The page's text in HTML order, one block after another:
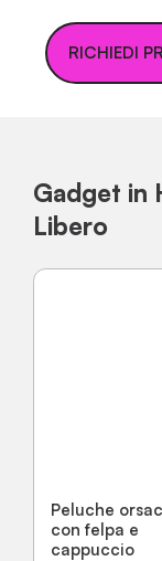
RICHIEDI
Gadget in
Libero
Peluche
con felpa e
cappuccio